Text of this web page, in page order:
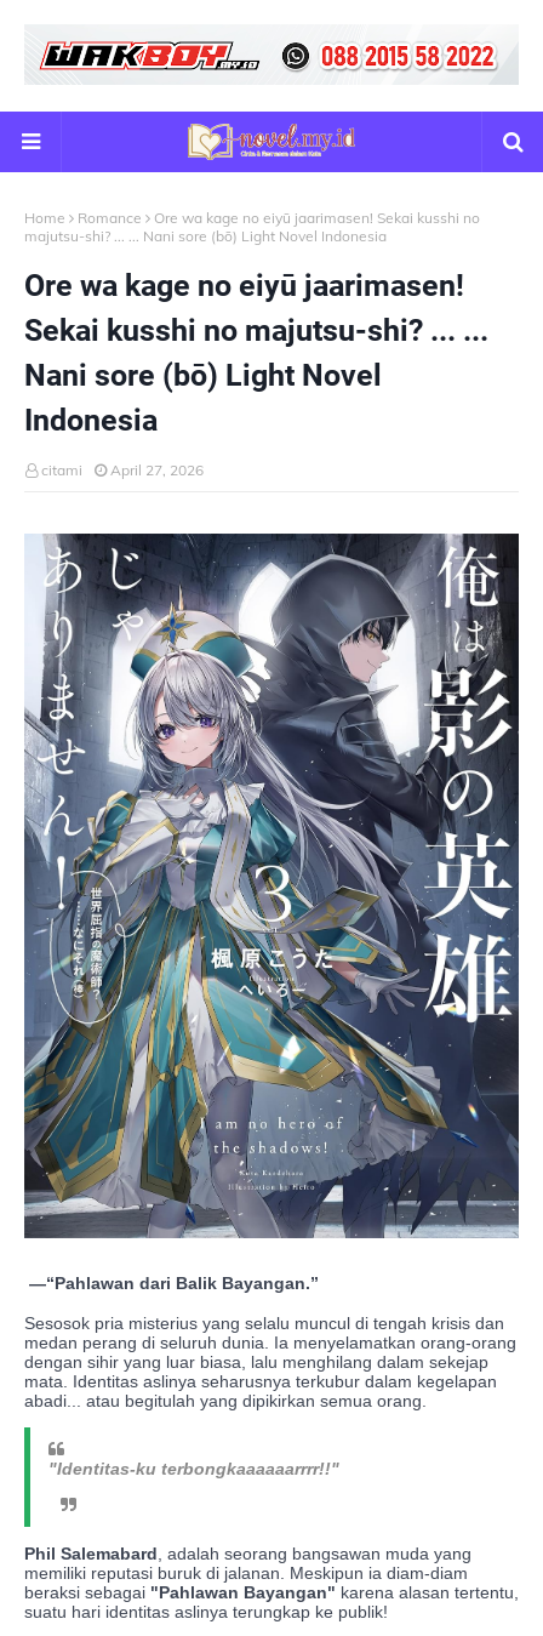
Home Romance
Ore wa kage no eiyū jaarimasen! Sekai kusshi no
majutsu-shi? ... ... Nani sore (bō) Light Novel Indonesia
Ore wa kage no eiyū jaarimasen!
Sekai kusshi no majutsu-shi? ... ...
Nani sore (bō) Light Novel
Indonesia
citami April 27, 2026
—“Pahlawan dari Balik Bayangan.”
Sesosok pria misterius yang selalu muncul di tengah krisis dan
medan perang di seluruh dunia. Ia menyelamatkan orang-orang
dengan sihir yang luar biasa, lalu menghilang dalam sekejap
mata. Identitas aslinya seharusnya terkubur dalam kegelapan
abadi... atau begitulah yang dipikirkan semua orang.
"Identitas-ku terbongkaaaaaarrrr!!"
Phil Salemabard , adalah seorang bangsawan muda yang
memiliki reputasi buruk di jalanan. Meskipun ia diam-diam
beraksi sebagai "Pahlawan Bayangan" karena alasan tertentu,
suatu hari identitas aslinya terungkap ke publik!